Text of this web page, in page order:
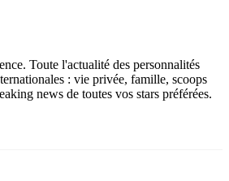
Toute l'actualité des personnalités
: vie privée, famille, scoops
news de toutes vos stars préférées.